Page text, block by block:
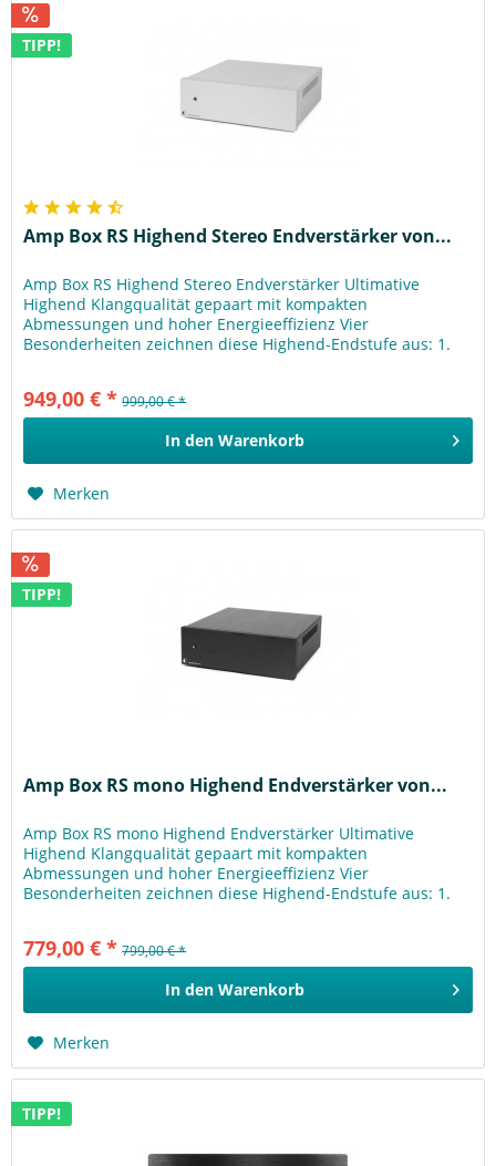
TIPP!
Amp Box RS Highend Stereo Endverstärker von...
Amp Box RS Highend Stereo Endverstärker Ultimative
Highend Klangqualität gepaart mit kompakten
Abmessungen und hoher Energieeffizienz Vier
Besonderheiten zeichnen diese Highend-Endstufe aus: 1.
949,00 € * 999,00 € *
In den Warenkorb
Merken
TIPP!
Amp Box RS mono Highend Endverstärker von...
Amp Box RS mono Highend Endverstärker Ultimative
Highend Klangqualität gepaart mit kompakten
Abmessungen und hoher Energieeffizienz Vier
Besonderheiten zeichnen diese Highend-Endstufe aus: 1.
779,00 € * 799,00 € *
In den Warenkorb
Merken
TIPP!